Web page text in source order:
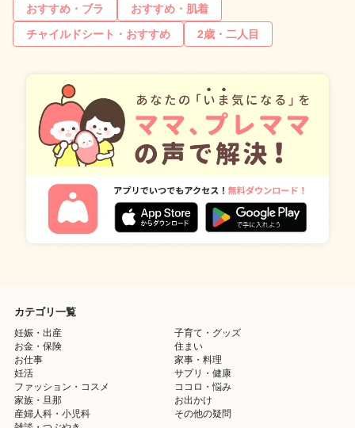
おすすめ・ブラ
おすすめ・肌着
チャイルドシート・おすすめ
2歳・二人目
カテゴリ一覧
妊娠・出産
子育て・グッズ
お金・保険
住まい
お仕事
家事・料理
妊活
サプリ・健康
ファッション・コスメ
ココロ・悩み
家族・旦那
お出かけ
産婦人科・小児科
その他の疑問